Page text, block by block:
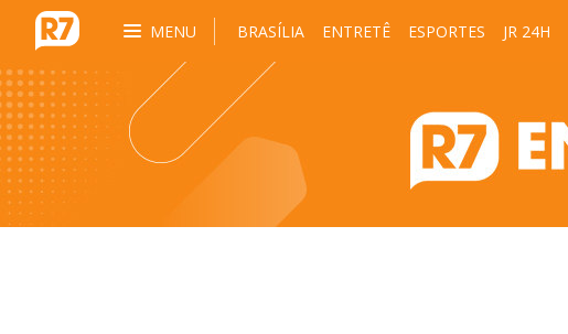
MENU BRASÍLIA ENTRETÊ ESPORTES JR 24H